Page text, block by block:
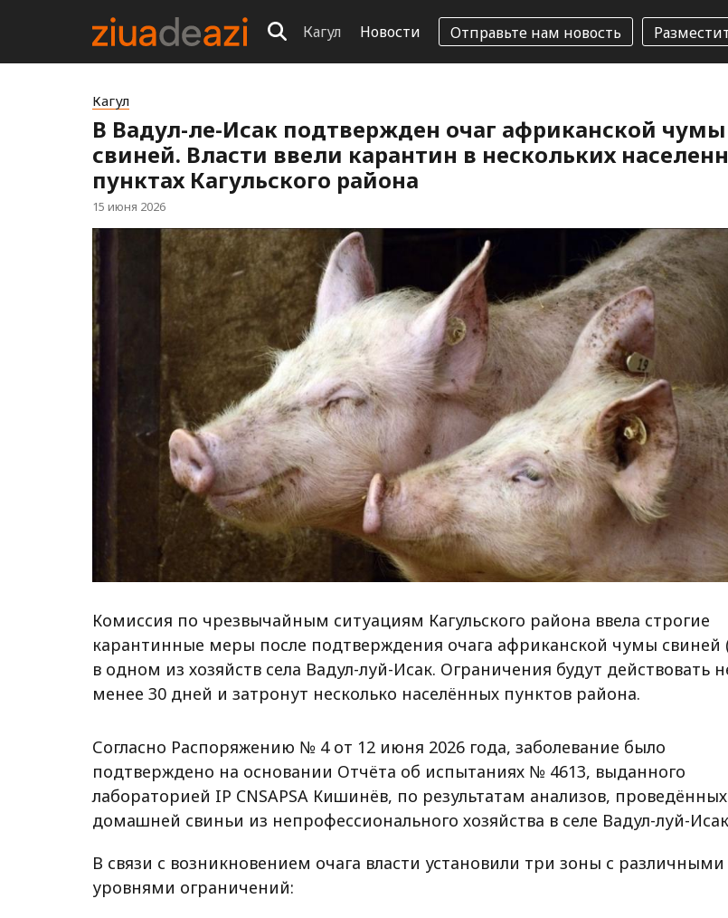
Кагул Новости Отправьте нам новость
Кагул
В Вадул-ле-Исак подтвержден очаг африканской чумы
свиней. Власти ввели карантин в нескольких
пунктах Кагульского района
15 июня 2026
Комиссия по чрезвычайным ситуациям Кагульского района ввела строгие
карантинные меры после подтверждения очага африканской чумы свиней
в одном из хозяйств села Вадул-луй-Исак. Ограничения будут действовать
менее 30 дней и затронут несколько населённых пунктов района.
Согласно Распоряжению № 4 от 12 июня 2026 года, заболевание было
подтверждено на основании Отчёта об испытаниях № 4613, выданного
лабораторией IP CNSAPSA Кишинёв, по результатам анализов,
домашней свиньи из непрофессионального хозяйства в селе Вадул-луй-
В связи с возникновением очага власти установили три зоны с различными
уровнями ограничений: